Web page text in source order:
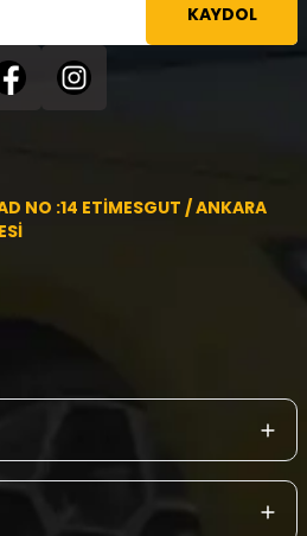
KAYDOL
NO :14 ETİMESGUT / ANKARA